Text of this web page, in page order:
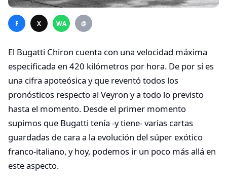
F X WA @
El Bugatti Chiron cuenta con una velocidad máxima
especificada en 420 kilómetros por hora. De por sí es
una cifra apoteósica y que reventó todos los
pronósticos respecto al Veyron y a todo lo previsto
hasta el momento. Desde el primer momento
supimos que Bugatti tenía -y tiene- varias cartas
guardadas de cara a la evolución del súper exótico
franco-italiano, y hoy, podemos ir un poco más allá en
este aspecto.